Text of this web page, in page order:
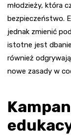
młodzieży, która
bezpieczeństwo.
jednak zmienić
istotne jest dbanie
również
nowe zasady w